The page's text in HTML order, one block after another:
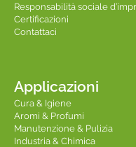
Responsabilità sociale
Certificazioni
Contattaci
Applicazioni
Cura & Igiene
Aromi & Profumi
Manutenzione & Pulizia
Industria & Chimica